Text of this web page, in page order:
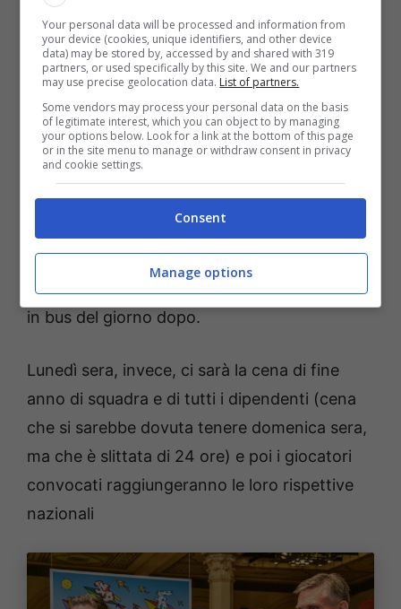
Il programma del weekend
rossoblù
Un weekend che si prospetta glorioso per
tutti i tifosi rossoblù. Sabato alle 18, il Bologna
contro ilGenoa. Una prima passerella con la
Coppa vinta con i propri tifosi prima del giro
in bus del giorno dopo.
Lunedì sera, invece, ci sarà la cena di fine
anno di squadra e di tutti i dipendenti (cena
che si sarebbe dovuta tenere domenica sera,
ma che è slittata di 24 ore) e poi i giocatori
convocati raggiungeranno le loro rispettive
nazionali
Your personal data will be processed and information from
your device (cookies, unique identifiers, and other device
data) may be stored by, accessed by and shared with 319
partners, or used specifically by this site. We and our partners
may use precise geolocation data. List of partners.
Some vendors may process your personal data on the basis
of legitimate interest, which you can object to by managing
your options below. Look for a link at the bottom of this page
or in the site menu to manage or withdraw consent in privacy
and cookie settings.
Consent
Manage options